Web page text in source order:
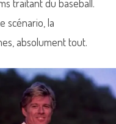
traitant du baseball.
scénario, la
absolument tout.